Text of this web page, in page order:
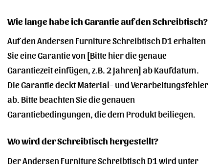
Wie lange habe ich Garantie auf den Schreibtisch?
Auf den Andersen Furniture Schreibtisch D1 erhalten
Sie eine Garantie von [Bitte hier die genaue
Garantiezeit einfügen, z.B. 2 Jahren] ab Kaufdatum.
Die Garantie deckt Material- und Verarbeitungsfehler
ab. Bitte beachten Sie die genauen
Garantiebedingungen, die dem Produkt beiliegen.
Wo wird der Schreibtisch hergestellt?
Der Andersen Furniture Schreibtisch D1 wird unter